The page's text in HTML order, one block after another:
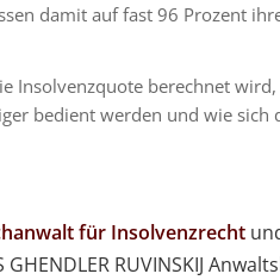
damit auf fast 96 Prozent
Insolvenzquote berechnet
bedient werden und wie sich
für Insolvenzrecht
RUVINSKIJ